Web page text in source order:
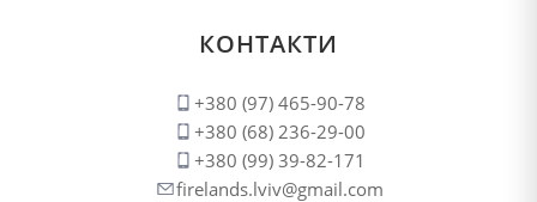
КОНТАКТИ
+380 (97) 465-90-78
+380 (68) 236-29-00
+380 (99) 39-82-171
firelands.lviv@gmail.com